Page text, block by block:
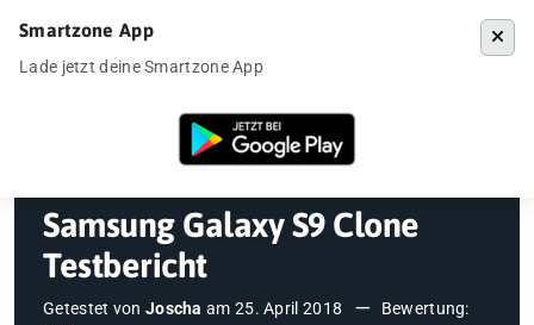
Testberichte Samsung Galaxy S9 Clone Testbericht
Samsung Galaxy S9 Clone
Testbericht
Getestet von Joscha am 25. April 2018
Bewertung:
Smartzone App
Lade jetzt deine Smartzone App